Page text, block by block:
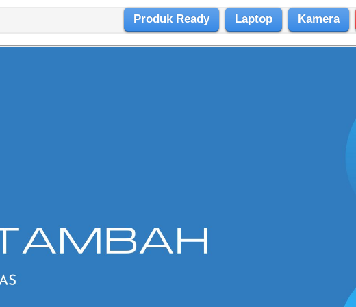
Produk Ready Laptop Kamera